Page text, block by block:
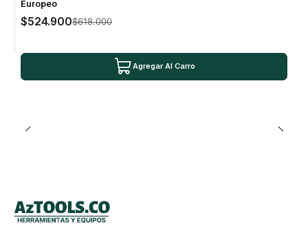
Europeo
$524.900$618.000
Agregar Al Carro